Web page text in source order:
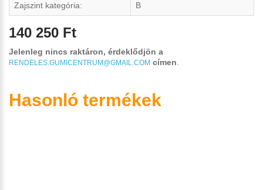
Zajszint kategória: B
140 250 Ft
Jelenleg nincs raktáron, érdeklődjön a
RENDELES.GUMICENTRUM@GMAIL.COM címen
Hasonló termékek